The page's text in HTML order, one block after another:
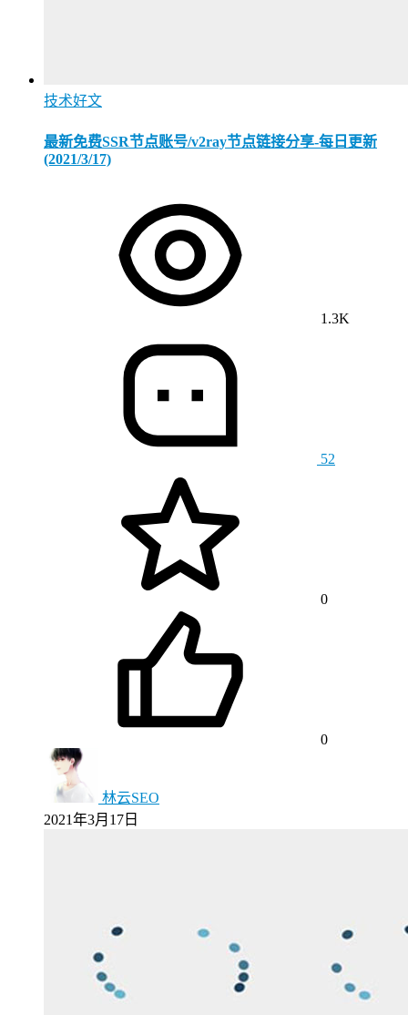
技术好文
最新免费SSR节点账号/v2ray节点链接分享-每日更新
(2021/3/17)
1.3K
52
0
0
林云SEO
2021年3月17日